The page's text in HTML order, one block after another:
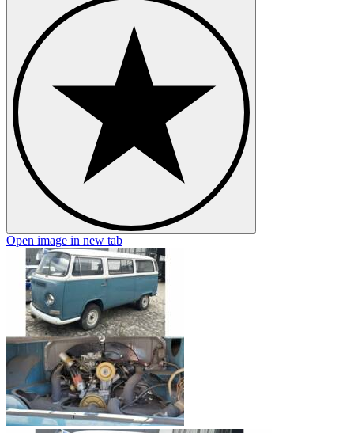
Open image in new tab